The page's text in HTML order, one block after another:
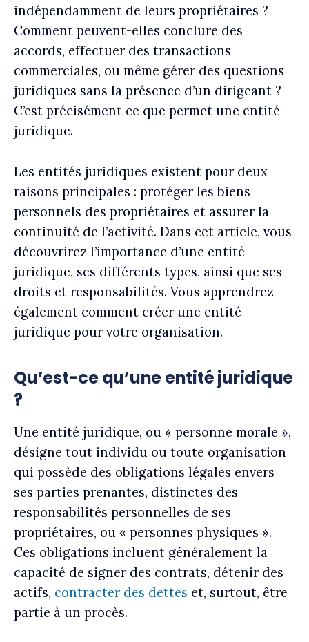
indépendamment de leurs propriétaires ?
Comment peuvent-elles conclure des
accords, effectuer des transactions
commerciales, ou même gérer des questions
juridiques sans la présence d’un dirigeant ?
C’est précisément ce que permet une entité
juridique.
Les entités juridiques existent pour deux
raisons principales : protéger les biens
personnels des propriétaires et assurer la
continuité de l’activité. Dans cet article, vous
découvrirez l’importance d’une entité
juridique, ses différents types, ainsi que ses
droits et responsabilités. Vous apprendrez
également comment créer une entité
juridique pour votre organisation.
Qu’est-ce qu’une entité juridique
?
Une entité juridique, ou « personne morale »,
désigne tout individu ou toute organisation
qui possède des obligations légales envers
ses parties prenantes, distinctes des
responsabilités personnelles de ses
propriétaires, ou « personnes physiques ».
Ces obligations incluent généralement la
capacité de signer des contrats, détenir des
actifs, contracter des dettes et, surtout, être
partie à un procès.